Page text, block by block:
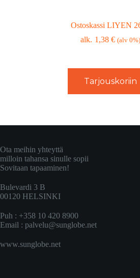
Ostoskassi LIYEN
1,38€ (alv 0%)
Tarjouskoriin
Ota meihin yhteyttä
milloin tahansa sinulle sopii
Sovitaan tapaaminen!
Bulevardi 3 B
00120 HELSINKI
Puh : +358 10 420 8900
Email : palvelu@sunglobe.net
www.sunglobe.net